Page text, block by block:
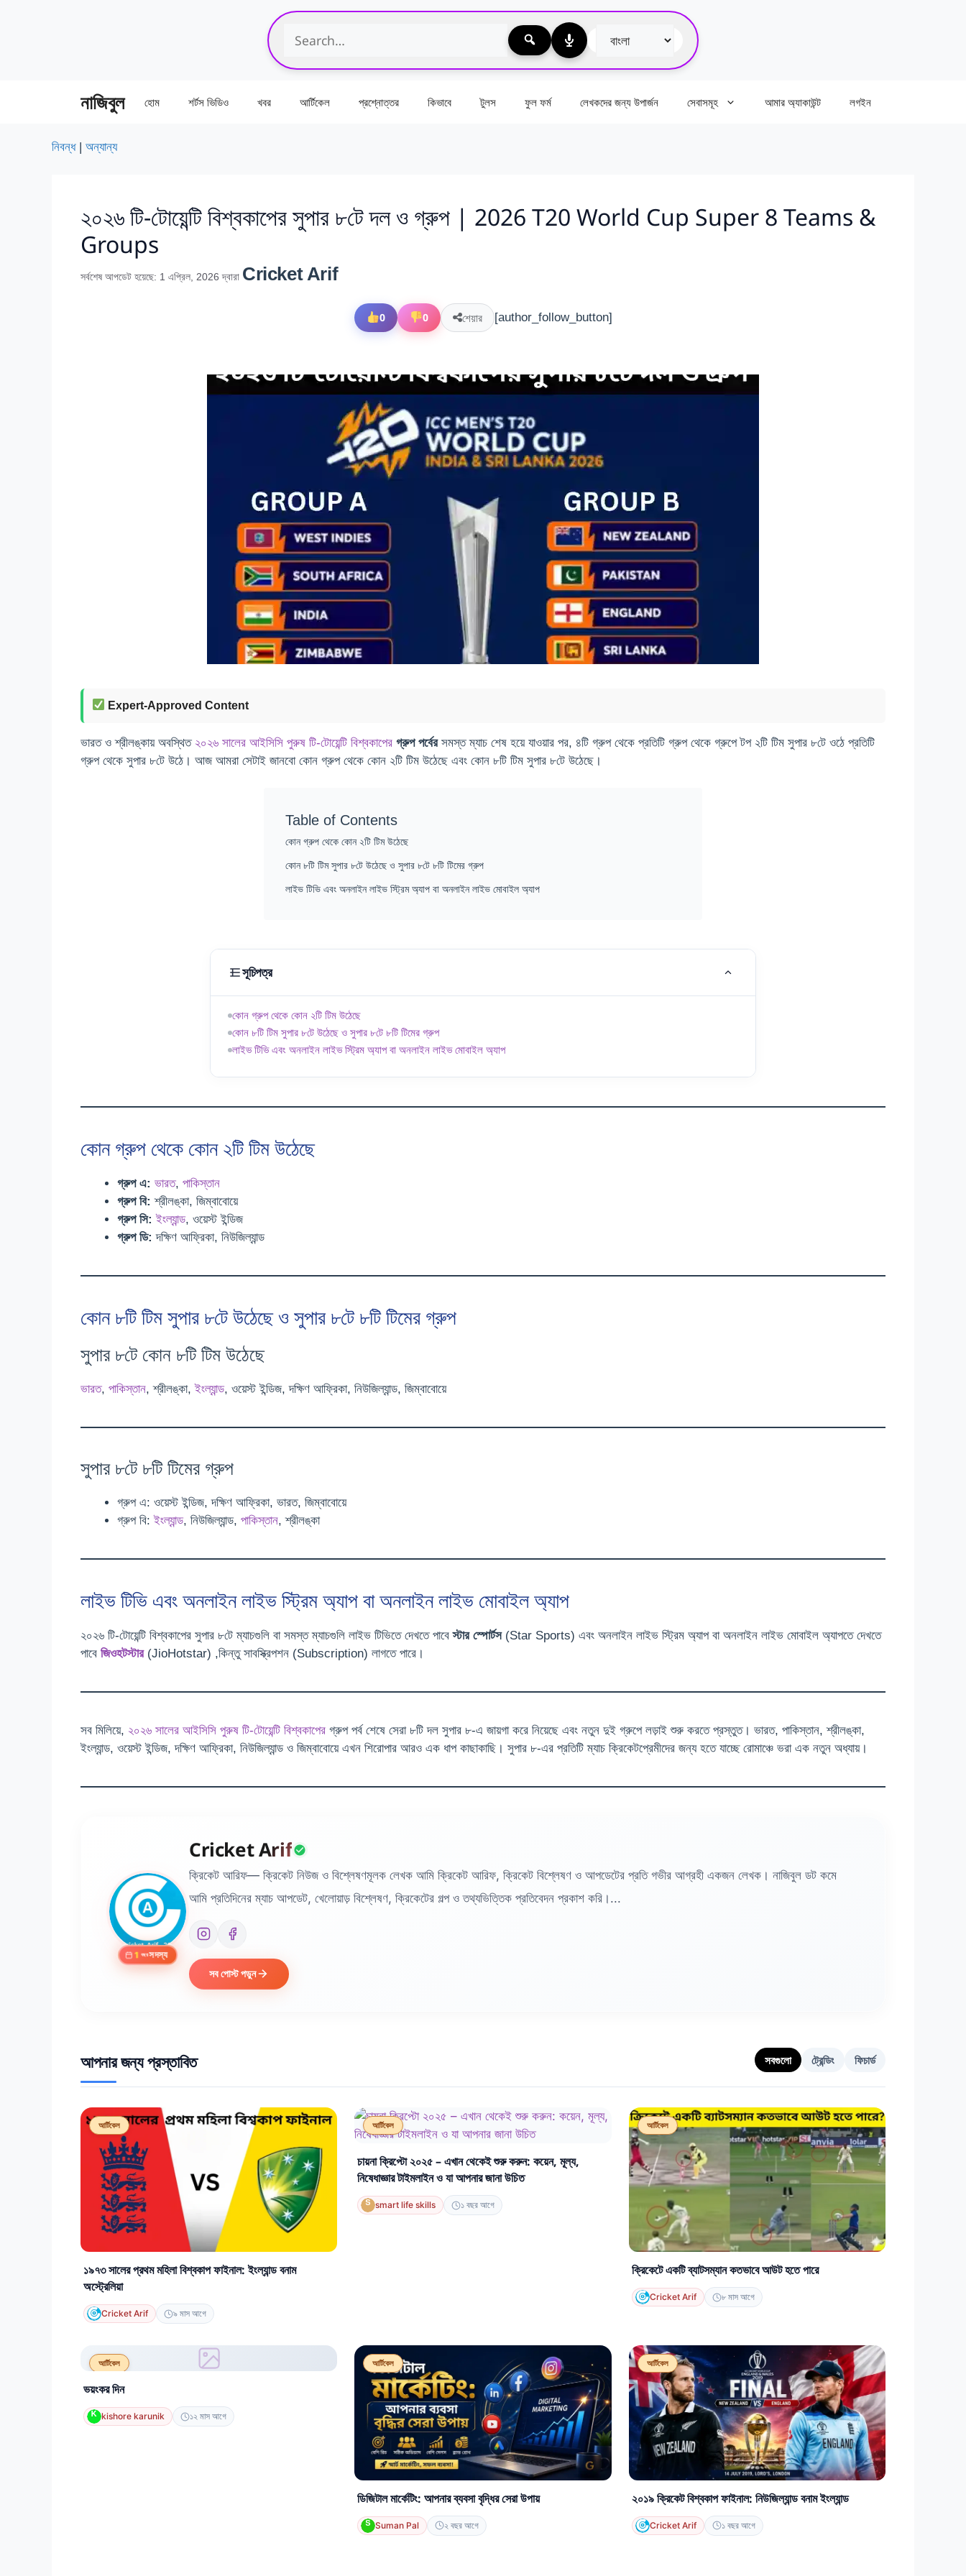
নাজিবুল হোম শর্টস ভিডিও খবর আর্টিকেল প্রশ্নোত্তর কিভাবে টুলস ফুল ফর্ম লেখকদের জন্য উপার্জন সেবাসমূহ আমার অ্যাকাউন্ট লগইন
নিবন্ধ| অন্যান্য
২০২৬ টি-টোয়েন্টি বিশ্বকাপের সুপার ৮টে দল ও গ্রুপ | 2026 T20 World Cup Super 8 Teams &
Groups
সর্বশেষ আপডেট হয়েছে: 1 এপ্রিল, 2026দ্বারা Cricket Arif
0 0 শেয়ার [author_follow_button]
Expert-Approved Content
ভারত ও শ্রীলঙ্কায় অবস্থিত ২০২৬ সালের আইসিসি পুরুষ টি-টোয়েন্টি বিশ্বকাপের গ্রুপ পর্বের সমস্ত ম্যাচ শেষ হয়ে যাওয়ার পর, ৪টি গ্রুপ থেকে প্রতিটি গ্রুপ থেকে গ্রুপে টপ ২টি টিম সুপার ৮টে ওঠে প্রতিটি
গ্রুপ থেকে সুপার ৮টে উঠে। আজ আমরা সেটাই জানবো কোন গ্রুপ থেকে কোন ২টি টিম উঠেছে এবং কোন ৮টি টিম সুপার ৮টে উঠেছে।
Table of Contents
কোন গ্রুপ থেকে কোন ২টি টিম উঠেছে
কোন ৮টি টিম সুপার ৮টে উঠেছে ও সুপার ৮টে ৮টি টিমের গ্রুপ
লাইভ টিভি এবং অনলাইন লাইভ স্ট্রিম অ্যাপ বা অনলাইন লাইভ মোবাইল অ্যাপ
সূচিপত্র
কোন গ্রুপ থেকে কোন ২টি টিম উঠেছে
কোন ৮টি টিম সুপার ৮টে উঠেছে ও সুপার ৮টে ৮টি টিমের গ্রুপ
লাইভ টিভি এবং অনলাইন লাইভ স্ট্রিম অ্যাপ বা অনলাইন লাইভ মোবাইল অ্যাপ
কোন গ্রুপ থেকে কোন ২টি টিম উঠেছে
গ্রুপ এ: ভারত, পাকিস্তান
গ্রুপ বি: শ্রীলঙ্কা, জিম্বাবোয়ে
গ্রুপ সি: ইংল্যান্ড, ওয়েস্ট ইন্ডিজ
গ্রুপ ডি: দক্ষিণ আফ্রিকা, নিউজিল্যান্ড
কোন ৮টি টিম সুপার ৮টে উঠেছে ও সুপার ৮টে ৮টি টিমের গ্রুপ
সুপার ৮টে কোন ৮টি টিম উঠেছে
ভারত, পাকিস্তান, শ্রীলঙ্কা, ইংল্যান্ড, ওয়েস্ট ইন্ডিজ, দক্ষিণ আফ্রিকা, নিউজিল্যান্ড, জিম্বাবোয়ে
সুপার ৮টে ৮টি টিমের গ্রুপ
গ্রুপ এ: ওয়েস্ট ইন্ডিজ, দক্ষিণ আফ্রিকা, ভারত, জিম্বাবোয়ে
গ্রুপ বি: ইংল্যান্ড, নিউজিল্যান্ড, পাকিস্তান, শ্রীলঙ্কা
লাইভ টিভি এবং অনলাইন লাইভ স্ট্রিম অ্যাপ বা অনলাইন লাইভ মোবাইল অ্যাপ
২০২৬ টি-টোয়েন্টি বিশ্বকাপের সুপার ৮টে ম্যাচগুলি বা সমস্ত ম্যাচগুলি লাইভ টিভিতে দেখতে পাবেস্টার স্পোর্টস (Star Sports) এবং অনলাইন লাইভ স্ট্রিম অ্যাপ বা অনলাইন লাইভ মোবাইল অ্যাপতে দেখতে
পাবে জিওহটস্টার (JioHotstar) ,কিন্তু সাবস্ক্রিপশন (Subscription) লাগতে পারে।
সব মিলিয়ে, ২০২৬ সালের আইসিসি পুরুষ টি-টোয়েন্টি বিশ্বকাপের গ্রুপ পর্ব শেষে সেরা ৮টি দল সুপার ৮-এ জায়গা করে নিয়েছে এবং নতুন দুই গ্রুপে লড়াই শুরু করতে প্রস্তুত। ভারত, পাকিস্তান, শ্রীলঙ্কা,
ইংল্যান্ড, ওয়েস্ট ইন্ডিজ, দক্ষিণ আফ্রিকা, নিউজিল্যান্ড ও জিম্বাবোয়ে এখন শিরোপার আরও এক ধাপ কাছাকাছি। সুপার ৮-এর প্রতিটি ম্যাচ ক্রিকেটপ্রেমীদের জন্য হতে যাচ্ছে রোমাঞ্চে ভরা এক নতুন অধ্যায়।
1 বছরসদস্য
Cricket Arif
ক্রিকেট আরিফ— ক্রিকেট নিউজ ও বিশ্লেষণমূলক লেখক আমি ক্রিকেট আরিফ, ক্রিকেট বিশ্লেষণ ও আপডেটের প্রতি গভীর আগ্রহী একজন লেখক। নাজিবুল ডট কমে
আমি প্রতিদিনের ম্যাচ আপডেট, খেলোয়াড় বিশ্লেষণ, ক্রিকেটের গল্প ও তথ্যভিত্তিক প্রতিবেদন প্রকাশ করি।...
সব পোস্ট পড়ুন
আপনার জন্য প্রস্তাবিত সবগুলো ট্রেন্ডিং ফিচার্ড
আর্টিকেল
১৯৭৩ সালের প্রথম মহিলা বিশ্বকাপ ফাইনাল: ইংল্যান্ড বনাম
অস্ট্রেলিয়া
Cricket Arif ৯ মাস আগে
আর্টিকেল
চায়না ক্রিপ্টো ২০২৫ – এখান থেকেই শুরু করুন: কয়েন, মূল্য,
নিষেধাজ্ঞার টাইমলাইন ও যা আপনার জানা উচিত
smart life skills ১ বছর আগে
আর্টিকেল
ক্রিকেটে একটি ব্যাটসম্যান কতভাবে আউট হতে পারে
Cricket Arif ৮ মাস আগে
আর্টিকেল
ভয়ংকর দিন
kishore karunik ১২ মাস আগে
আর্টিকেল
ডিজিটাল মার্কেটিং: আপনার ব্যবসা বৃদ্ধির সেরা উপায়
Suman Pal ২ বছর আগে
আর্টিকেল
২০১৯ ক্রিকেট বিশ্বকাপ ফাইনাল: নিউজিল্যান্ড বনাম ইংল্যান্ড
Cricket Arif ১ বছর আগে